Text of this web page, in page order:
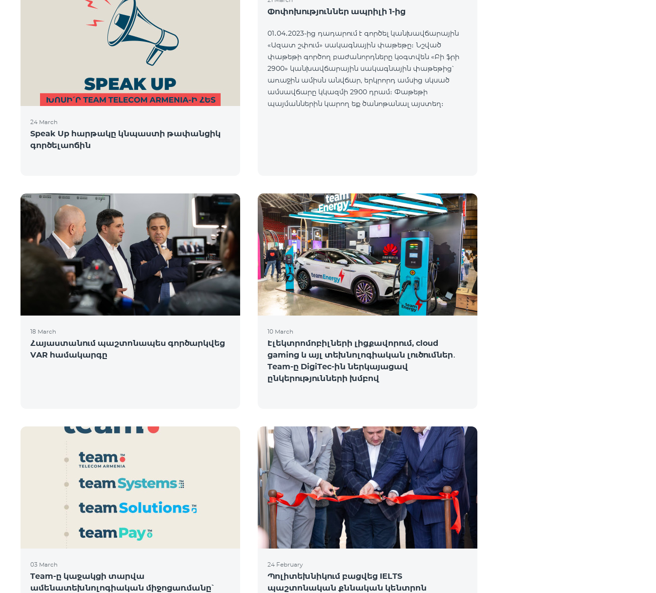
24 March
Speak Up հարթակը կնպաստի թափանցիկ
գործելաոճին
Փոփոխություններ ապրիլի 1-ից
01․04․2023-ից դադարում է գործել կանխավճարային
«Ազատ շփում» սակագնային փաթեթը։ Նշված
փաթեթի գործող բաժանորդները կօգտվեն «Բի ֆրի
2900» կանխավճարային սակագնային փաթեթից՝
առաջին ամիսն անվճար, երկրորդ ամսից սկսած
ամսավճարը կկազմի 2900 դրամ։ Փաթեթի
պայմաններին կարող եք ծանոթանալ այստեղ։
18 March
Հայաստանում պաշտոնապես գործարկվեց
VAR համակարգը
10 March
Էլեկտրոմոբիլների լիցքավորում, cloud
gaming և այլ տեխնոլոգիական լուծումներ․
Team-ը DigiTec-ին ներկայացավ
ընկերությունների խմբով
03 March
Team-ը կաջակցի տարվա
ամենատեխնոլոգիական միջոցառմանը՝
24 February
Պոլիտեխնիկում բացվեց IELTS
պաշտոնական քննական կենտրոն